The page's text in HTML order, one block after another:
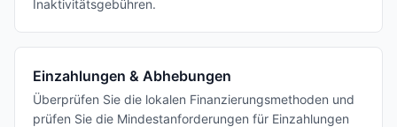
Inaktivitätsgebühren.
Einzahlungen & Abhebungen
Überprüfen Sie die lokalen Finanzierungsmethoden und
prüfen Sie die Mindestanforderungen für Einzahlungen